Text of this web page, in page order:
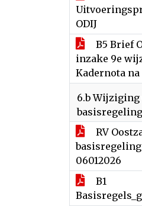
ODIJ
B5 Brief
inzake 9e
Kadernota na
6.b
basisregeling
RV
06012026
B1